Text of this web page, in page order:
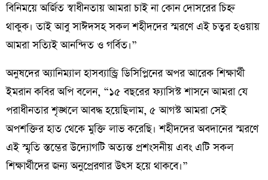
বিনিময়ে অর্জিত স্বাধীনতায় আমরা চাই না কোন দোসরের চিহ্ন
থাকুক। তাই আবু সাঈদসহ সকল শহীদদের স্মরণে এই চত্বর হওয়ায়
আমরা সত্যিই আনন্দিত ও গর্বিত।”
অনুষদের অ্যানিম্যাল হাসব্যান্ড্রি ডিসিপ্লিনের অপর আরেক শিক্ষার্থী
ইমরান কবির অপি বলেন, “১৫ বছরের ফ্যাসিস্ট শাসনে আমরা যে
পরাধীনতার শৃঙ্খলে আবদ্ধ হয়েছিলাম, ৫ আগস্ট আমরা সেই
অপশক্তির হাত থেকে মুক্তি লাভ করেছি। শহীদদের অবদানের স্মরণে
এই স্মৃতি স্তম্ভের উদ্যোগটি অত্যন্ত প্রশংসনীয় এবং এটি সকল
শিক্ষার্থীদের জন্য অনুপ্রেরণার উৎস হয়ে থাকবে।”